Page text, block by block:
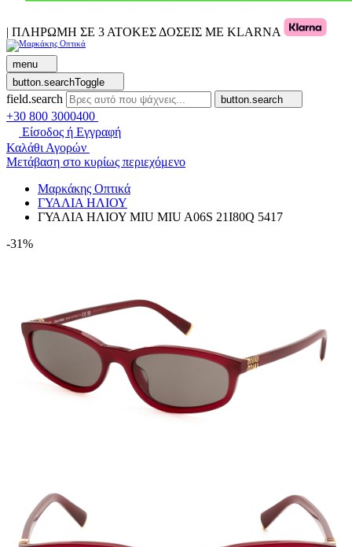
| ΠΛΗΡΩΜΗ ΣΕ 3 ΑΤΟΚΕΣ ΔΟΣΕΙΣ ΜΕ KLARNA
menu
button.searchToggle
field.search button.search
+30 800 3000400
Είσοδος ή Εγγραφή
Καλάθι Αγορών
Μετάβαση στο κυρίως περιεχόμενο
Μαρκάκης Οπτικά
ΓΥΑΛΙΑ ΗΛΙΟΥ
ΓΥΑΛΙΑ ΗΛΙΟΥ MIU MIU A06S 21I80Q 5417
-31%